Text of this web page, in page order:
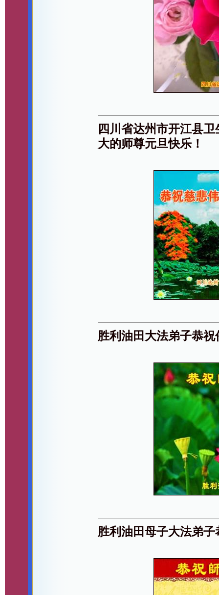
四川省达州市开江县
大的师尊元旦快乐！
胜利油田大法弟子恭
胜利油田母子大法弟